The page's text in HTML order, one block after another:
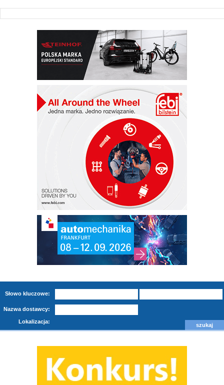
Słowo kluczowe:
Nazwa dostawcy:
Lokalizacja: